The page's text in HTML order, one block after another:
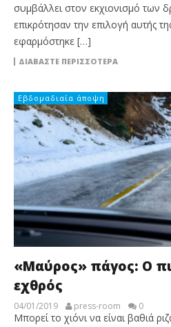
συμβάλλει στον εκχιονισμό των
επικρότησαν την επιλογή αυτής
εφαρμόστηκε […]
ΔΙΑΒΆΣΤΕ ΠΕΡΙΣΣΌΤΕΡΑ
Εβδομαδιαία άποψη
«Μαύρος» πάγος: Ο
εχθρός
04/01/2019 press-room 0
Μπορεί το χιόνι να είναι βαθιά